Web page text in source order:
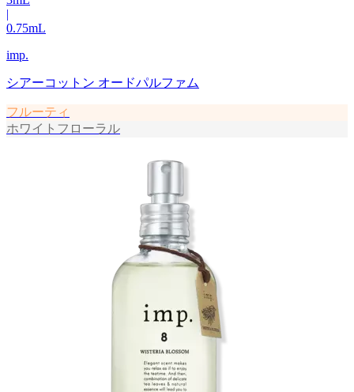
|
0.75mL
imp.
シアーコットン オードパルファム
フルーティ
ホワイトフローラル